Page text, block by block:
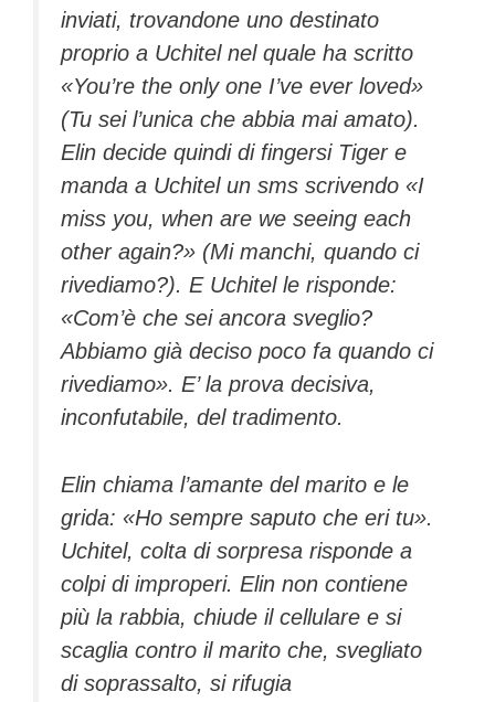
inviati, trovandone uno destinato
proprio a Uchitel nel quale ha scritto
«You’re the only one I’ve ever loved»
(Tu sei l’unica che abbia mai amato).
Elin decide quindi di fingersi Tiger e
manda a Uchitel un sms scrivendo «I
miss you, when are we seeing each
other again?» (Mi manchi, quando ci
rivediamo?). E Uchitel le risponde:
«Com’è che sei ancora sveglio?
Abbiamo già deciso poco fa quando ci
rivediamo». E’ la prova decisiva,
inconfutabile, del tradimento.
Elin chiama l’amante del marito e le
grida: «Ho sempre saputo che eri tu».
Uchitel, colta di sorpresa risponde a
colpi di improperi. Elin non contiene
più la rabbia, chiude il cellulare e si
scaglia contro il marito che, svegliato
di soprassalto, si rifugia